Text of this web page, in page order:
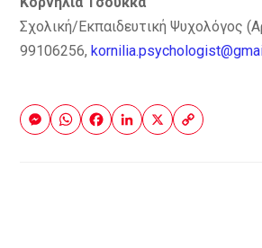
Σχολική/Εκπαιδευτική Ψυχολόγος
99106256,
Messenger
WhatsApp
Facebook
LinkedIn
X
Copy